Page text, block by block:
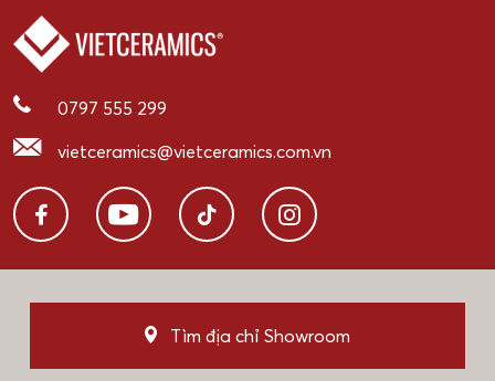
0797 555 299
vietceramics@vietceramics.com.vn
Tìm địa chỉ Showroom